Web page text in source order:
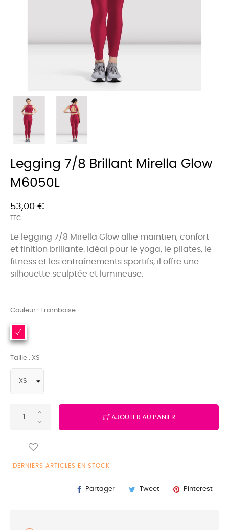
Legging 7/8 Brillant Mirella Glow
M6050L
53,00 €
TTC
Le legging 7/8 Mirella Glow allie maintien, confort
et finition brillante. Idéal pour le yoga, le pilates, le
fitness et les entraînements sportifs, il offre une
silhouette sculptée et lumineuse.
Couleur : Framboise
Taille : XS
AJOUTER AU PANIER
DERNIERS ARTICLES EN STOCK
Partager Tweet Pinterest